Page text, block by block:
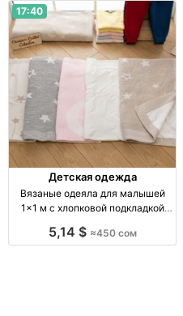
брюки с кулиской. Опт от 3 шт.,
скид
17:40
Детская одежда
Вязаные одеяла для малышей
1×1 м с хлопковой подкладкой
детское одеяло 1×1 м, внутр.
5,14 $ ≈450 сом